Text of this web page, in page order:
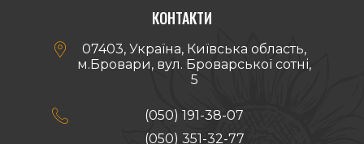
КОНТАКТИ

07403, Україна, Київська область,
м.Бровари, вул. Броварської сотні,
5

(050) 191-38-07
(050) 351-32-77